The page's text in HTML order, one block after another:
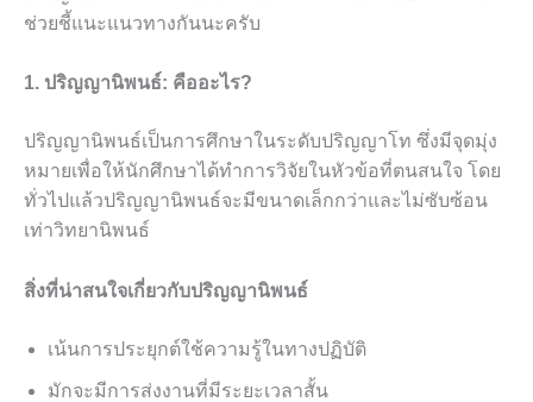
ช่วยชี้แนะแนวทางกันนะครับ
1. ปริญญานิพนธ์: คืออะไร?
ปริญญานิพนธ์เป็นการศึกษาในระดับปริญญาโท ซึ่งมีจุดมุ่ง
หมายเพื่อให้นักศึกษาได้ทำการวิจัยในหัวข้อที่ตนสนใจ โดย
ทั่วไปแล้วปริญญานิพนธ์จะมีขนาดเล็กกว่าและไม่ซับซ้อน
เท่าวิทยานิพนธ์
สิ่งที่น่าสนใจเกี่ยวกับปริญญานิพนธ์
เน้นการประยุกต์ใช้ความรู้ในทางปฏิบัติ
มักจะมีการส่งงานที่มีระยะเวลาสั้น